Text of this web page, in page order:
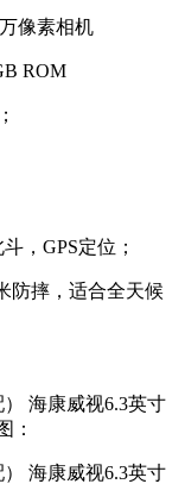
像素相机
ROM
，GPS定位；
摔，适合全天候
海康威视6.3英寸
：
海康威视6.3英寸